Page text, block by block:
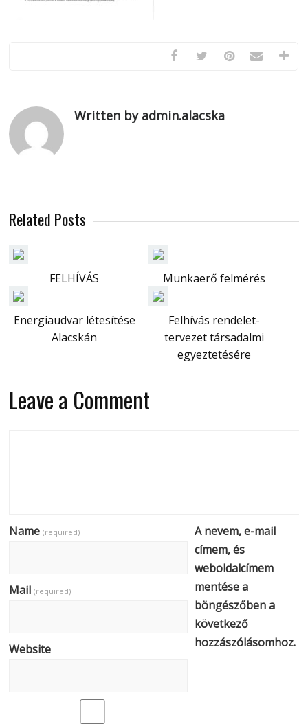
Written by admin.alacska
Related Posts
FELHÍVÁS Munkaerő felmérés
Energiaudvar létesítése
Alacskán
Felhívás rendelet-
tervezet társadalmi
egyeztetésére
Leave a Comment
Name(required)
Mail(required)
Website
A nevem, e-mail
címem, és
weboldalcímem
mentése a
böngészőben a
következő
hozzászólásomhoz.